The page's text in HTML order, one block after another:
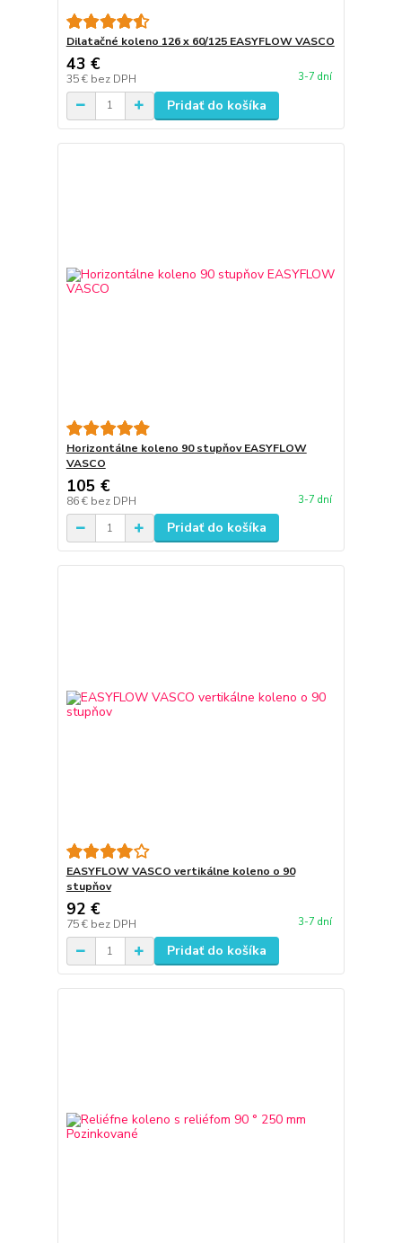
Dilatačné koleno 126 x 60/125 EASYFLOW VASCO
43 €
35 € bez DPH 3-7 dní
Pridať do košíka
Horizontálne koleno 90 stupňov EASYFLOW
VASCO
105 €
86 € bez DPH 3-7 dní
Pridať do košíka
EASYFLOW VASCO vertikálne koleno o 90
stupňov
92 €
75 € bez DPH 3-7 dní
Pridať do košíka